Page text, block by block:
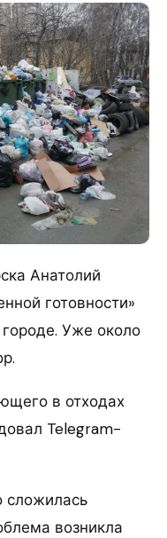
Анатолий
готовности»
Уже около
в отходах
Telegram-
сложилась
возникла